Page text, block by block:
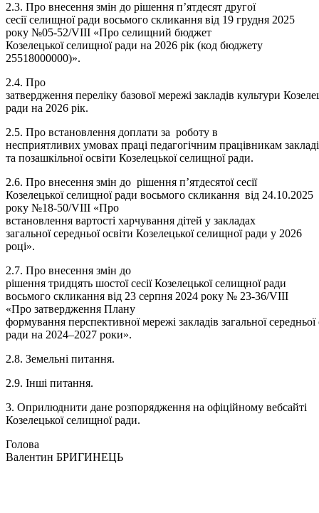
2.3. Про внесення змін до рішення п’ятдесят другої
сесії селищної ради восьмого скликання від 19 грудня 2025
року №05-52/VIII «Про селищний бюджет
Козелецької селищної ради на 2026 рік (код бюджету
25518000000)».
2.4. Про
затвердження переліку базової мережі закладів культури
ради на 2026 рік.
2.5. Про встановлення доплати за роботу в
несприятливих умовах праці педагогічним працівникам
та позашкільної освіти Козелецької селищної ради.
2.6. Про внесення змін до рішення п’ятдесятої сесії
Козелецької селищної ради восьмого скликання від 24.10.2025
року №18-50/VIII «Про
встановлення вартості харчування дітей у закладах
загальної середньої освіти Козелецької селищної ради у 2026
році».
2.7. Про внесення змін до
рішення тридцять шостої сесії Козелецької селищної ради
восьмого скликання від 23 серпня 2024 року № 23-36/VIII
«Про затвердження Плану
формування перспективної мережі закладів загальної
ради на 2024–2027 роки».
2.8. Земельні питання.
2.9. Інші питання.
3. Оприлюднити дане розпорядження на офіційному вебсайті
Козелецької селищної ради.
Голова
Валентин БРИГИНЕЦЬ